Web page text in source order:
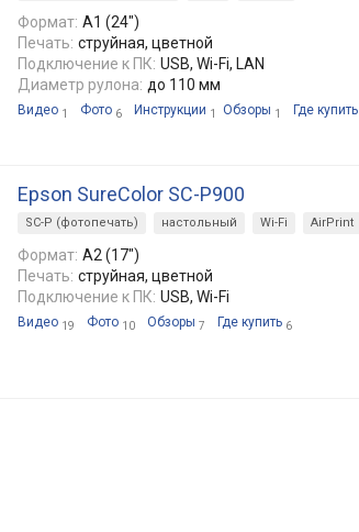
Формат: A1 (24")
Печать: струйная, цветной
Подключение к ПК: USB, Wi-Fi, LAN
Диаметр рулона: до 110 мм
Видео 1 Фото 6 Инструкции 1 Обзоры 1 Где купить
Epson SureColor SC-P900
SC-P (фотопечать) настольный Wi-Fi AirPrint
Формат: A2 (17")
Печать: струйная, цветной
Подключение к ПК: USB, Wi-Fi
Видео 19 Фото 10 Обзоры 7 Где купить 6